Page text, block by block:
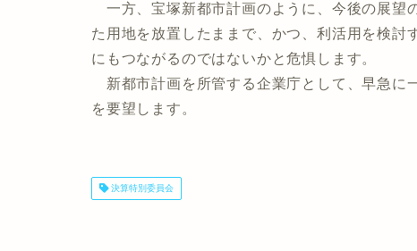
一方、宝塚新都市計画のように、今後の展望
た用地を放置したままで、かつ、利活用を検討
にもつながるのではないかと危惧します。
新都市計画を所管する企業庁として、早急に
を要望します。
決算特別委員会